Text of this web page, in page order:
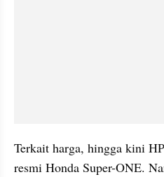
Terkait harga, hingga kini
resmi Honda Super-ONE.